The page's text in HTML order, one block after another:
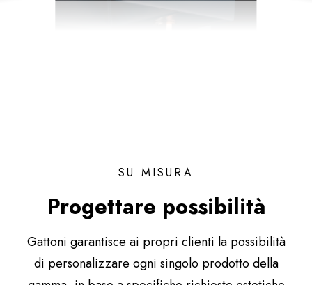
SU MISURA
Progettare possibilità
Gattoni garantisce ai propri clienti la possibilità
di personalizzare ogni singolo prodotto della